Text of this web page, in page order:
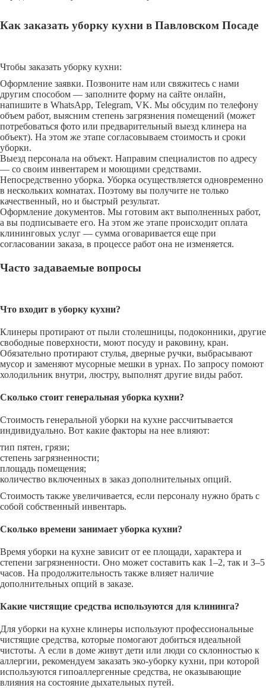
Как заказать уборку кухни в Павловском Посаде
Чтобы заказать уборку кухни:
Оформление заявки. Позвоните нам или свяжитесь с нами
другим способом — заполните форму на сайте онлайн,
напишите в WhatsApp, Telegram, VK. Мы обсудим по телефону
объем работ, выясним степень загрязнения помещений (может
потребоваться фото или предварительный выезд клинера на
объект). На этом же этапе согласовываем стоимость и сроки
уборки.
Выезд персонала на объект. Направим специалистов по адресу
— со своим инвентарем и моющими средствами.
Непосредственно уборка. Уборка осуществляется одновременно
в нескольких комнатах. Поэтому вы получите не только
качественный, но и быстрый результат.
Оформление документов. Мы готовим акт выполненных работ,
а вы подписываете его. На этом же этапе происходит оплата
клининговых услуг — сумма оговаривается еще при
согласовании заказа, в процессе работ она не изменяется.
Часто задаваемые вопросы
Что входит в уборку кухни?
Клинеры протирают от пыли столешницы, подоконники, другие
свободные поверхности, моют посуду и раковину, кран.
Обязательно протирают стулья, дверные ручки, выбрасывают
мусор и заменяют мусорные мешки в урнах. По запросу помоют
холодильник внутри, люстру, выполнят другие виды работ.
Сколько стоит генеральная уборка кухни?
Стоимость генеральной уборки на кухне рассчитывается
индивидуально. Вот какие факторы на нее влияют:
тип пятен, грязи;
степень загрязненности;
площадь помещения;
количество включенных в заказ дополнительных опций.
Стоимость также увеличивается, если персоналу нужно брать с
собой собственный инвентарь.
Сколько времени занимает уборка кухни?
Время уборки на кухне зависит от ее площади, характера и
степени загрязненности. Оно может составить как 1–2, так и 3–5
часов. На продолжительность также влияет наличие
дополнительных опций в заказе.
Какие чистящие средства используются для клининга?
Для уборки на кухне клинеры используют профессиональные
чистящие средства, которые помогают добиться идеальной
чистоты. А если в доме живут дети или люди со склонностью к
аллергии, рекомендуем заказать эко-уборку кухни, при которой
используются гипоаллергенные средства, не оказывающие
влияния на состояние дыхательных путей.